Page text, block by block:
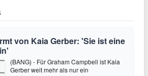
von Kaia Gerber: 'Sie ist eine
(BANG) - Für Graham Campbell ist Kaia
Gerber weit mehr als nur ein